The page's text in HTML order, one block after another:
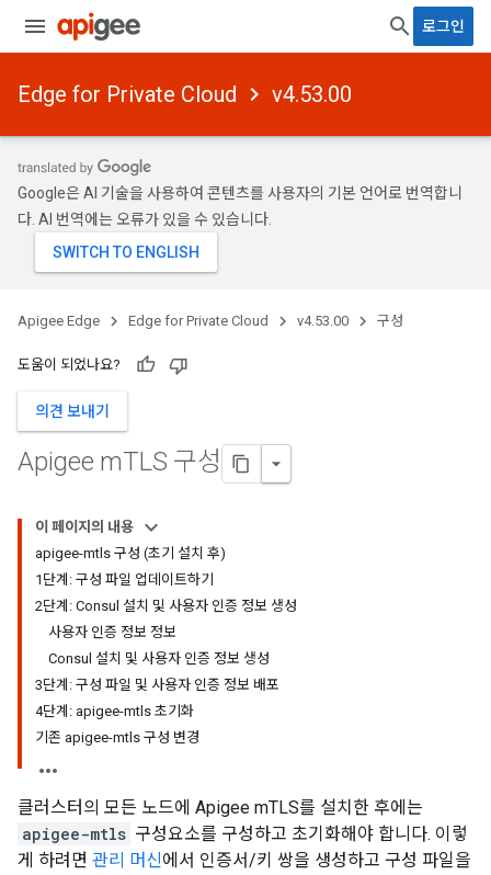
로그인
Edge for Private Cloud v4.53.00
Google은 AI 기술을 사용하여 콘텐츠를 사용자의 기본 언어로 번역합니
다. AI 번역에는 오류가 있을 수 있습니다.
Apigee Edge Edge for Private Cloud v4.53.00 구성
도움이 되었나요?
의견 보내기
Apigee mTLS 구성
이 페이지의 내용
apigee-mtls 구성 (초기 설치 후)
1단계: 구성 파일 업데이트하기
2단계: Consul 설치 및 사용자 인증 정보 생성
사용자 인증 정보 정보
Consul 설치 및 사용자 인증 정보 생성
3단계: 구성 파일 및 사용자 인증 정보 배포
4단계: apigee-mtls 초기화
기존 apigee-mtls 구성 변경
클러스터의 모든 노드에 Apigee mTLS를 설치한 후에는
apigee-mtls 구성요소를 구성하고 초기화해야 합니다. 이렇
게 하려면 관리 머신에서 인증서/키 쌍을 생성하고 구성 파일을